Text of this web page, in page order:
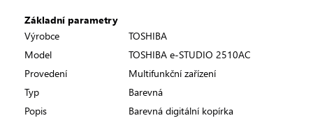
Základní parametry
Výrobce
TOSHIBA
Model
TOSHIBA e-STUDIO 2510AC
Provedení
Multifunkční zařízení
Typ
Barevná
Popis
Barevná digitální kopírka